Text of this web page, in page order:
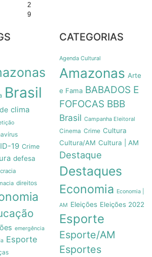
2
9
Brasil
clima
19 Crime
defesa
direitos
emergência
Esporte
CATEGORIAS
Agenda Cultural
Amazonas Arte
e Fama BABADOS E
FOFOCAS BBB
Brasil Campanha Eleitoral
Cinema Crime Cultura
Cultura/AM Cultura | AM
Destaque
Destaques
Economia Economia |
AM Eleições Eleições 2022
Esporte
Esporte/AM
Esportes